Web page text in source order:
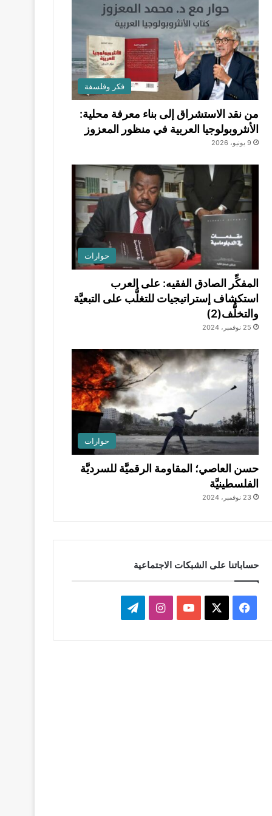
فكر وفلسفة
من نقد الاستشراق إلى بناء معرفة محلية:
الأنثروبولوجيا العربية في منظور المعزوز
9 يونيو، 2026
حوارات
المفكِّر الصادق الفقيه: على العرب
استكشاف إستراتيجيات للتغلُّب على التبعيَّة
والتخلُّف(2)
25 نوفمبر، 2024
حوارات
حسن العاصي؛ المقاومة الرقميَّة للسرديَّة
الفلسطينيَّة
23 نوفمبر، 2024
حساباتنا على الشبكات الاجتماعية
فيسبوك ‫YouTubeانستقرامتيلقرام